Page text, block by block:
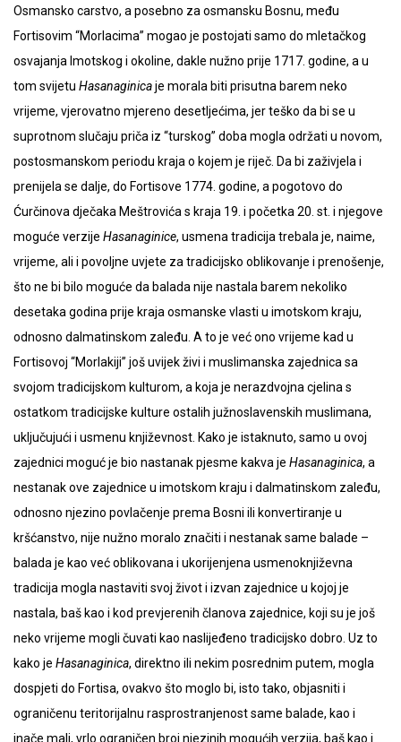
Osmansko carstvo, a posebno za osmansku Bosnu, među
Fortisovim “Morlacima” mogao je postojati samo do mletačkog
osvajanja Imotskog i okoline, dakle nužno prije 1717. godine, a u
tom svijetu Hasanaginicaje morala biti prisutna barem neko
vrijeme, vjerovatno mjereno desetljećima, jer teško da bi se u
suprotnom slučaju priča iz “turskog” doba mogla održati u novom,
postosmanskom periodu kraja o kojem je riječ. Da bi zaživjela i
prenijela se dalje, do Fortisove 1774. godine, a pogotovo do
Ćurčinova dječaka Meštrovića s kraja 19. i početka 20. st. i njegove
moguće verzije Hasanaginice, usmena tradicija trebala je, naime,
vrijeme, ali i povoljne uvjete za tradicijsko oblikovanje i prenošenje,
što ne bi bilo moguće da balada nije nastala barem nekoliko
desetaka godina prije kraja osmanske vlasti u imotskom kraju,
odnosno dalmatinskom zaleđu. A to je već ono vrijeme kad u
Fortisovoj “Morlakiji” još uvijek živi i muslimanska zajednica sa
svojom tradicijskom kulturom, a koja je nerazdvojna cjelina s
ostatkom tradicijske kulture ostalih južnoslavenskih muslimana,
uključujući i usmenu književnost. Kako je istaknuto, samo u ovoj
zajednici moguć je bio nastanak pjesme kakva je Hasanaginica, a
nestanak ove zajednice u imotskom kraju i dalmatinskom zaleđu,
odnosno njezino povlačenje prema Bosni ili konvertiranje u
kršćanstvo, nije nužno moralo značiti i nestanak same balade –
balada je kao već oblikovana i ukorijenjena usmenoknjiževna
tradicija mogla nastaviti svoj život i izvan zajednice u kojoj je
nastala, baš kao i kod prevjerenih članova zajednice, koji su je još
neko vrijeme mogli čuvati kao naslijeđeno tradicijsko dobro. Uz to
kako je Hasanaginica, direktno ili nekim posrednim putem, mogla
dospjeti do Fortisa, ovakvo što moglo bi, isto tako, objasniti i
ograničenu teritorijalnu rasprostranjenost same balade, kao i
inače mali, vrlo ograničen broj njezinih mogućih verzija, baš kao i